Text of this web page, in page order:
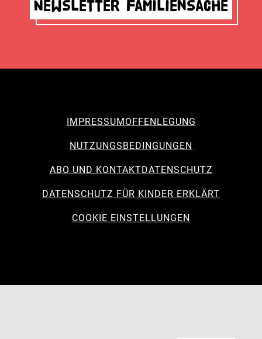
Newsletter Familiensache
IMPRESSUMOFFENLEGUNG
NUTZUNGSBEDINGUNGEN
ABO UND KONTAKTDATENSCHUTZ
DATENSCHUTZ FÜR KINDER ERKLÄRT
COOKIE EINSTELLUNGEN